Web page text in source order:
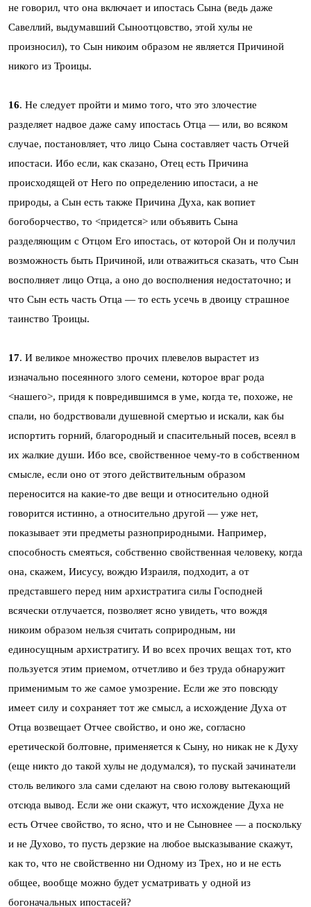
не говорил, что она включает и ипостась Сына (ведь даже
Савеллий, выдумавший Сыноотцовство, этой хулы не
произносил), то Сын никоим образом не является Причиной
никого из Троицы.
16. Не следует пройти и мимо того, что это злочестие
разделяет надвое даже саму ипостась Отца — или, во всяком
случае, постановляет, что лицо Сына составляет часть Отчей
ипостаси. Ибо если, как сказано, Отец есть Причина
происходящей от Него по определению ипостаси, а не
природы, а Сын есть также Причина Духа, как вопиет
богоборчество, то <придется> или объявить Сына
разделяющим с Отцом Его ипостась, от которой Он и получил
возможность быть Причиной, или отважиться сказать, что Сын
восполняет лицо Отца, а оно до восполнения недостаточно; и
что Сын есть часть Отца — то есть усечь в двоицу страшное
таинство Троицы.
17. И великое множество прочих плевелов вырастет из
изначально посеянного злого семени, которое враг рода
<нашего>, придя к повредившимся в уме, когда те, похоже, не
спали, но бодрствовали душевной смертью и искали, как бы
испортить горний, благородный и спасительный посев, всеял в
их жалкие души. Ибо все, свойственное чему-то в собственном
смысле, если оно от этого действительным образом
переносится на какие-то две вещи и относительно одной
говорится истинно, а относительно другой — уже нет,
показывает эти предметы разноприродными. Например,
способность смеяться, собственно свойственная человеку, когда
она, скажем, Иисусу, вождю Израиля, подходит, а от
представшего перед ним архистратига силы Господней
всячески отлучается, позволяет ясно увидеть, что вождя
никоим образом нельзя считать cоприродным, ни
единосущным архистратигу. И во всех прочих вещах тот, кто
пользуется этим приемом, отчетливо и без труда обнаружит
применимым то же самое умозрение. Если же это повсюду
имеет силу и сохраняет тот же смысл, а исхождение Духа от
Отца возвещает Отчее свойство, и оно же, согласно
еретической болтовне, применяется к Сыну, но никак не к Духу
(еще никто до такой хулы не додумался), то пускай зачинатели
столь великого зла сами сделают на свою голову вытекающий
отсюда вывод. Если же они скажут, что исхождение Духа не
есть Отчее свойство, то ясно, что и не Сыновнее — а поскольку
и не Духово, то пусть дерзкие на любое высказывание скажут,
как то, что не свойственно ни Одному из Трех, но и не есть
общее, вообще можно будет усматривать у одной из
богоначальных ипостасей?